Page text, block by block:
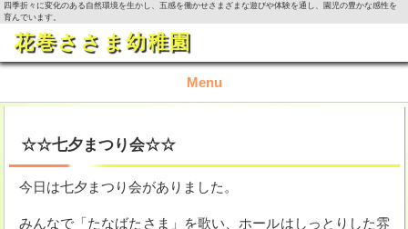
四季折々に変化のある自然環境を生かし、五感を働かせさまざまな遊びや体験を通し、園児の豊かな感性を
育んでいます。
花巻ささま幼稚園
Menu
園の概要
園の生活
☆☆七夕まつり会☆☆
今日は七夕まつり会がありました。
みんなで「たなばたさま」を歌い、ホールはしっとりした雰